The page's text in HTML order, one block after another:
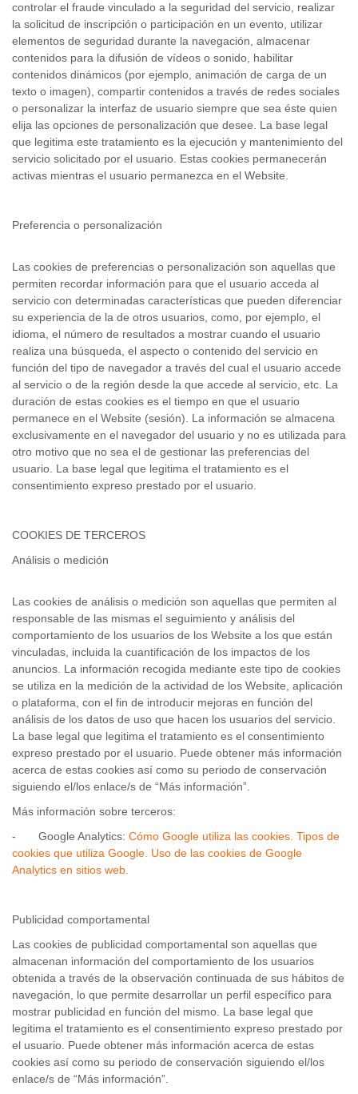
controlar el fraude vinculado a la seguridad del servicio, realizar
la solicitud de inscripción o participación en un evento, utilizar
elementos de seguridad durante la navegación, almacenar
contenidos para la difusión de vídeos o sonido, habilitar
contenidos dinámicos (por ejemplo, animación de carga de un
texto o imagen), compartir contenidos a través de redes sociales
o personalizar la interfaz de usuario siempre que sea éste quien
elija las opciones de personalización que desee. La base legal
que legitima este tratamiento es la ejecución y mantenimiento del
servicio solicitado por el usuario. Estas cookies permanecerán
activas mientras el usuario permanezca en el Website.
Preferencia o personalización
Las cookies de preferencias o personalización son aquellas que
permiten recordar información para que el usuario acceda al
servicio con determinadas características que pueden diferenciar
su experiencia de la de otros usuarios, como, por ejemplo, el
idioma, el número de resultados a mostrar cuando el usuario
realiza una búsqueda, el aspecto o contenido del servicio en
función del tipo de navegador a través del cual el usuario accede
al servicio o de la región desde la que accede al servicio, etc. La
duración de estas cookies es el tiempo en que el usuario
permanece en el Website (sesión). La información se almacena
exclusivamente en el navegador del usuario y no es utilizada para
otro motivo que no sea el de gestionar las preferencias del
usuario. La base legal que legitima el tratamiento es el
consentimiento expreso prestado por el usuario.
COOKIES DE TERCEROS
Análisis o medición
Las cookies de análisis o medición son aquellas que permiten al
responsable de las mismas el seguimiento y análisis del
comportamiento de los usuarios de los Website a los que están
vinculadas, incluida la cuantificación de los impactos de los
anuncios. La información recogida mediante este tipo de cookies
se utiliza en la medición de la actividad de los Website, aplicación
o plataforma, con el fin de introducir mejoras en función del
análisis de los datos de uso que hacen los usuarios del servicio.
La base legal que legitima el tratamiento es el consentimiento
expreso prestado por el usuario. Puede obtener más información
acerca de estas cookies así como su periodo de conservación
siguiendo el/los enlace/s de “Más información”.
Más información sobre terceros:
- Google Analytics: Cómo Google utiliza las cookies. Tipos de
cookies que utiliza Google. Uso de las cookies de Google
Analytics en sitios web.
Publicidad comportamental
Las cookies de publicidad comportamental son aquellas que
almacenan información del comportamiento de los usuarios
obtenida a través de la observación continuada de sus hábitos de
navegación, lo que permite desarrollar un perfil específico para
mostrar publicidad en función del mismo. La base legal que
legitima el tratamiento es el consentimiento expreso prestado por
el usuario. Puede obtener más información acerca de estas
cookies así como su periodo de conservación siguiendo el/los
enlace/s de “Más información”.